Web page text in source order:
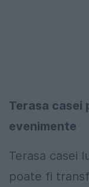
Terasa
evenimente
Terasa casei
poate fi